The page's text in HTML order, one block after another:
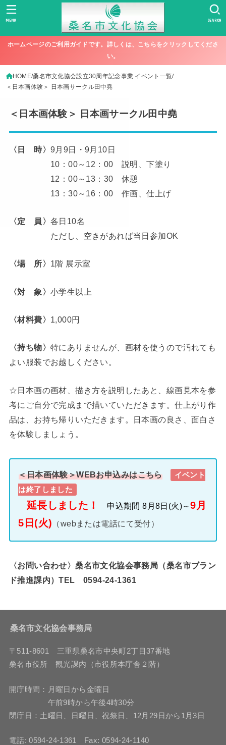
SEARCH
MENU
ホームページのご利用ガイドです。詳しくは、こちらをクリックしてくださ
い。
HOME 桑名市文化協会設立30周年記念事業 イベント一覧
＜日本画体験＞ 日本画サークル田中堯
＜日本画体験＞ 日本画サークル田中堯
〈日 時〉 9月9日・9月10日
10：00～12：00 説明、下塗り
12：00～13：30 休憩
13：30～16：00 作画、仕上げ
〈定 員〉 各日10名
ただし、空きがあれば当日参加OK
〈場 所〉 1階 展示室
〈対 象〉 小学生以上
〈材料費〉 1,000円
〈持ち物〉 特にありませんが、画材を使うので汚れても
よい服装でお越しください。
☆日本画の画材、描き方を説明したあと、線画見本を参
考にご自分で完成まで描いていただきます。仕上がり作
品は、お持ち帰りいただきます。日本画の良さ、面白さ
を体験しましょう。
＜日本画体験＞WEBお申込みはこちら
イベント
は終了しました
延長しました！ 申込期間 8月8日(火)～9月
5日(火) （webまたは電話にて受付）
〈お問い合わせ〉桑名市文化協会事務局（桑名市ブラン
ド推進課内）TEL 0594-24-1361
桑名市文化協会事務局
〒511-8601 三重県桑名市中央町2丁目37番地
桑名市役所 観光課内（市役所本庁舎２階）
開庁時間：月曜日から金曜日
午前9時から午後4時30分
閉庁日：土曜日、日曜日、祝祭日、12月29日から1月3日
電話: 0594-24-1361 Fax: 0594-24-1140